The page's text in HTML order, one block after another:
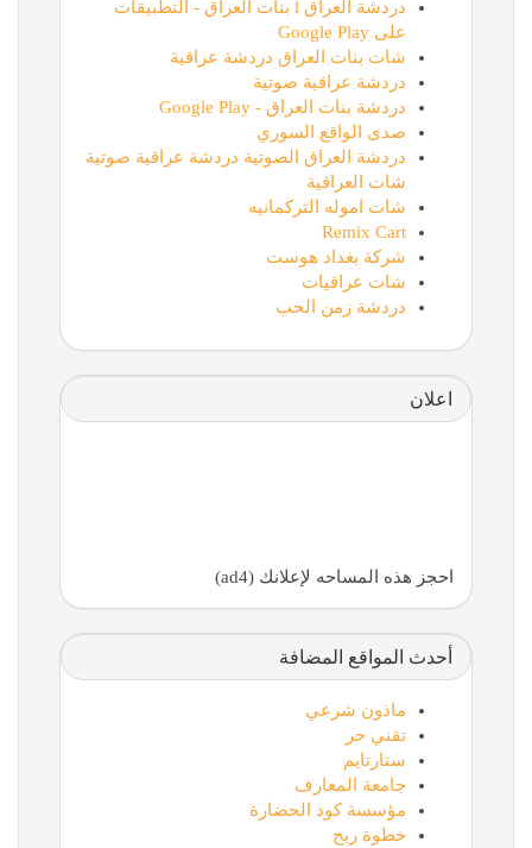
دردشة العراق l بنات العراق - التطبيقات
على Google Play
شات بنات العراق دردشة عراقية
دردشة عراقية صوتية
دردشة بنات العراق - Google Play
صدى الواقع السوري
دردشة العراق الصوتية دردشة عراقية صوتية
شات العراقية
شات اموله التركمانيه
Remix Cart
شركة بغداد هوست
شات عراقيات
دردشة زمن الحب
اعلان
احجز هذه المساحه لإعلانك (ad4)
أحدث المواقع المضافة
ماذون شرعي
تقني حر
ستارتايم
جامعة المعارف
مؤسسة كود الحضارة
خطوة ربح